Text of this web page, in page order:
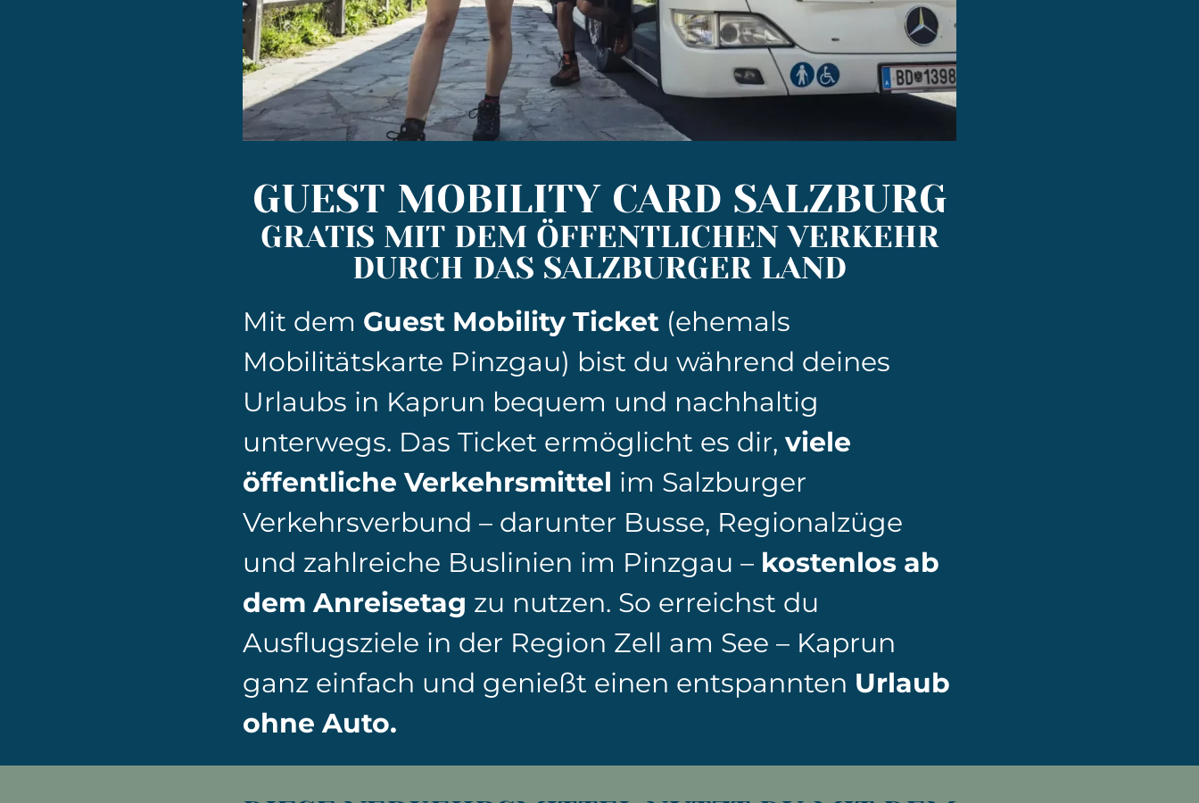
GUEST MOBILITY CARD SALZBURG
GRATIS MIT DEM ÖFFENTLICHEN VERKEHR
DURCH DAS SALZBURGER LAND
Mit dem Guest Mobility Ticket (ehemals
Mobilitätskarte Pinzgau) bist du während deines
Urlaubs in Kaprun bequem und nachhaltig
unterwegs. Das Ticket ermöglicht es dir, viele
öffentliche Verkehrsmittel im Salzburger
Verkehrsverbund – darunter Busse, Regionalzüge
und zahlreiche Buslinien im Pinzgau – kostenlos ab
dem Anreisetag zu nutzen. So erreichst du
Ausflugsziele in der Region Zell am See – Kaprun
ganz einfach und genießt einen entspannten Urlaub
ohne Auto.